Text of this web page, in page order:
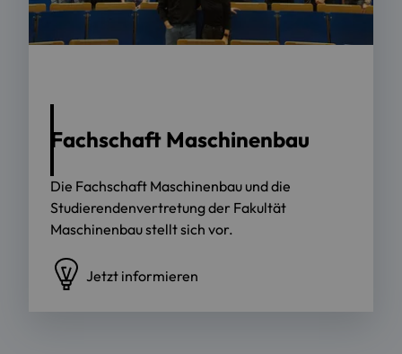
Fachschaft Maschinenbau
Die Fachschaft Maschinenbau und die
Studierendenvertretung der Fakultät
Maschinenbau stellt sich vor.
Jetzt informieren